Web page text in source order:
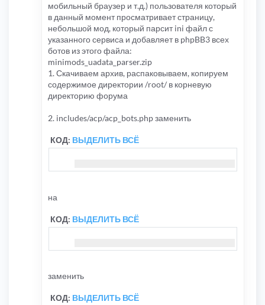
мобильный браузер и т.д.) пользователя который
в данный момент просматривает страницу,
небольшой мод, который парсит ini файл с
указанного сервиса и добавляет в phpBB3 всех
ботов из этого файла:
minimods_uadata_parser.zip
1. Скачиваем архив, распаковываем, копируем
содержимое директории /root/ в корневую
директорию форума
2. includes/acp/acp_bots.php заменить
КОД: ВЫДЕЛИТЬ ВСЁ
на
КОД: ВЫДЕЛИТЬ ВСЁ
заменить
КОД: ВЫДЕЛИТЬ ВСЁ